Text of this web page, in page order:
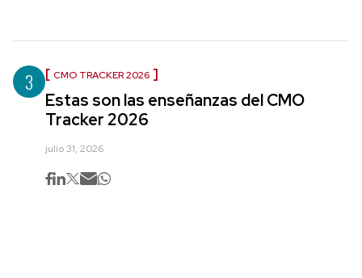
3 CMO TRACKER 2026
Estas son las enseñanzas del CMO
Tracker 2026
julio 31, 2026